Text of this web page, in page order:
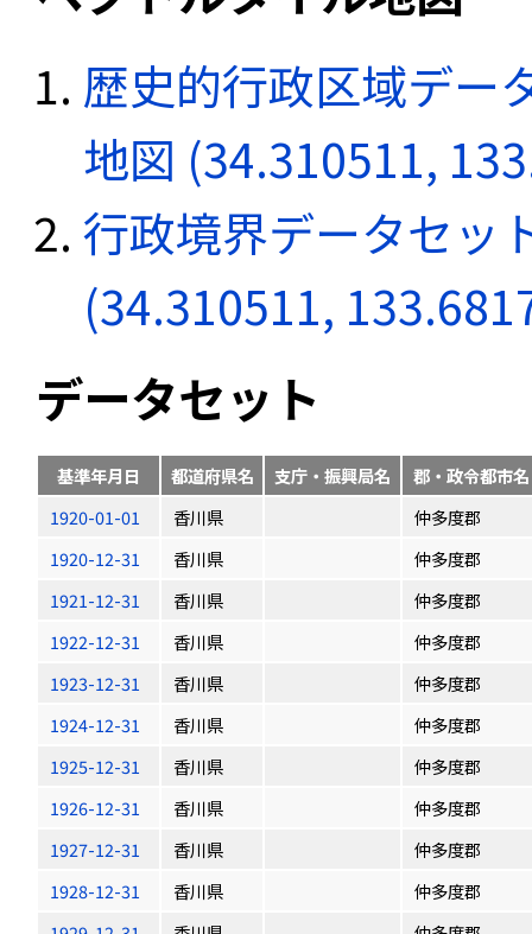
歴史的行政区域デー
地図 (34.310511,
行政境界データセッ
(34.310511,
データセット
基準年月日 都道府県名 支庁・振興局名
郡・政令都市名
1920-01-01
香川県
仲多度郡
1920-12-31
香川県
仲多度郡
1921-12-31
香川県
仲多度郡
1922-12-31
香川県
仲多度郡
1923-12-31
香川県
仲多度郡
1924-12-31
香川県
仲多度郡
1925-12-31
香川県
仲多度郡
1926-12-31
香川県
仲多度郡
1927-12-31
香川県
仲多度郡
1928-12-31
香川県
仲多度郡